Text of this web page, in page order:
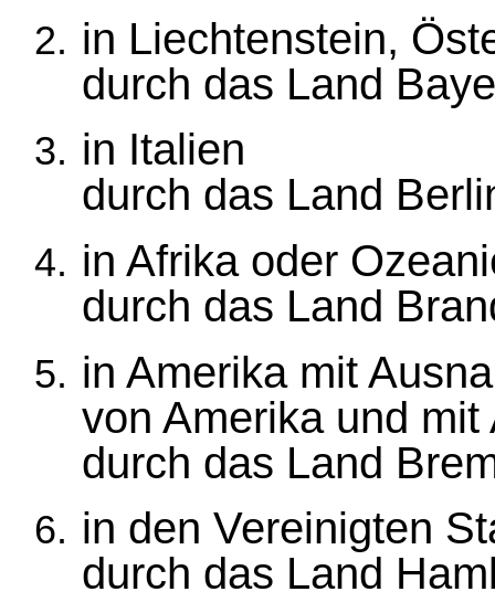
in Liechtenstein,
durch das Land
in Italien
durch das Land
in Afrika oder
durch das Land
in Amerika mit
von Amerika und
durch das Land
in den Vereinigten
durch das Land